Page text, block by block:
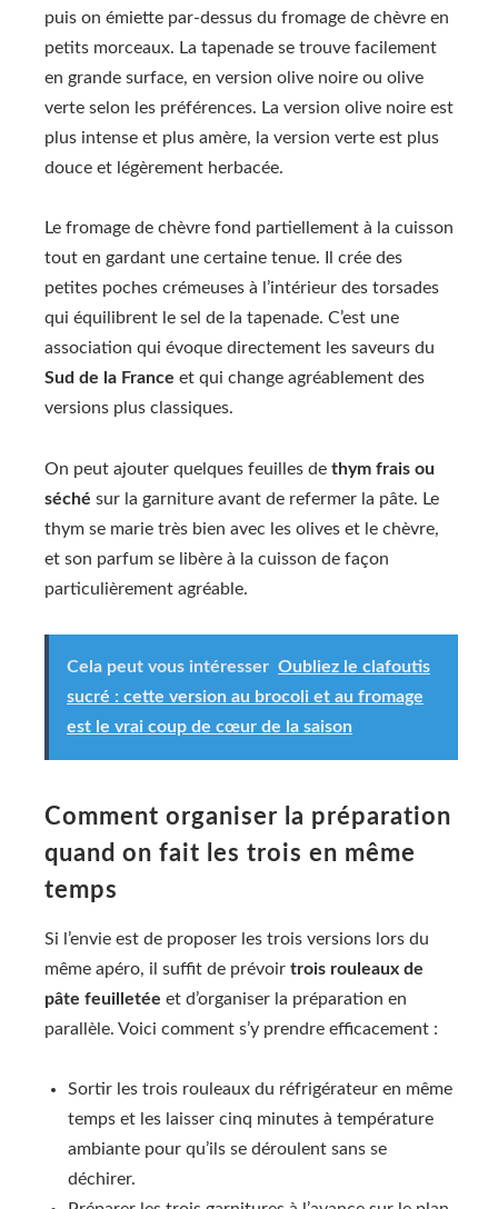
puis on émiette par-dessus du fromage de chèvre en
petits morceaux. La tapenade se trouve facilement
en grande surface, en version olive noire ou olive
verte selon les préférences. La version olive noire est
plus intense et plus amère, la version verte est plus
douce et légèrement herbacée.
Le fromage de chèvre fond partiellement à la cuisson
tout en gardant une certaine tenue. Il crée des
petites poches crémeuses à l’intérieur des torsades
qui équilibrent le sel de la tapenade. C’est une
association qui évoque directement les saveurs du
Sud de la France et qui change agréablement des
versions plus classiques.
On peut ajouter quelques feuilles de thym frais ou
séché sur la garniture avant de refermer la pâte. Le
thym se marie très bien avec les olives et le chèvre,
et son parfum se libère à la cuisson de façon
particulièrement agréable.
Cela peut vous intéresser Oubliez le clafoutis
sucré : cette version au brocoli et au fromage
est le vrai coup de cœur de la saison
Comment organiser la préparation
quand on fait les trois en même
temps
Si l’envie est de proposer les trois versions lors du
même apéro, il suffit de prévoir trois rouleaux de
pâte feuilletée et d’organiser la préparation en
parallèle. Voici comment s’y prendre efficacement :
Sortir les trois rouleaux du réfrigérateur en même
temps et les laisser cinq minutes à température
ambiante pour qu’ils se déroulent sans se
déchirer.